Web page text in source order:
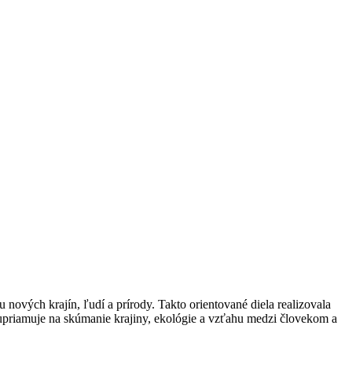
nových krajín, ľudí a prírody. Takto orientované diela realizovala
na skúmanie krajiny, ekológie a vzťahu medzi človekom a